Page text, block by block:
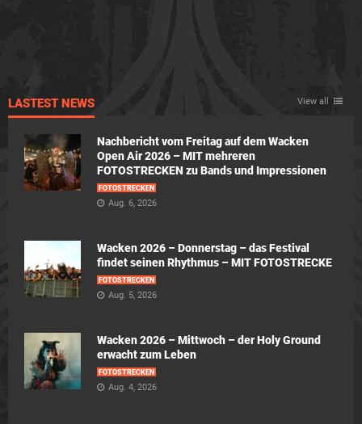
LASTEST NEWS View all
Nachbericht vom Freitag auf dem Wacken
Open Air 2026 – MIT mehreren
FOTOSTRECKEN zu Bands und Impressionen
FOTOSTRECKEN
Aug. 6, 2026
Wacken 2026 – Donnerstag – das Festival
findet seinen Rhythmus – MIT FOTOSTRECKE
FOTOSTRECKEN
Aug. 5, 2026
Wacken 2026 – Mittwoch – der Holy Ground
erwacht zum Leben
FOTOSTRECKEN
Aug. 4, 2026